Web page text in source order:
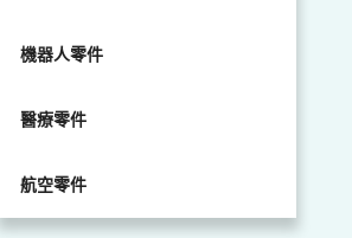
機器人零件
醫療零件
航空零件